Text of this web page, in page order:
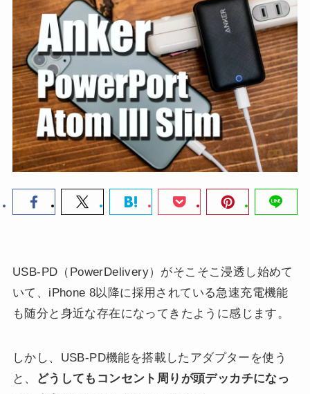
USB-PD（PowerDelivery）がそこそこ浸透し始めて
いて、iPhone 8以降に採用されている急速充電機能
も随分と身近な存在になってきたように感じます。
しかし、USB-PD機能を搭載したアダプターを使う
と、
どうしてもコンセント周りが頭デッカチになっ